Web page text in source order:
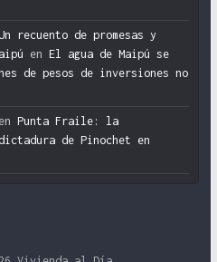
recuento de promesas y
en El agua de Maipú se
de pesos de inversiones no
Punta Fraile: la
de Pinochet en